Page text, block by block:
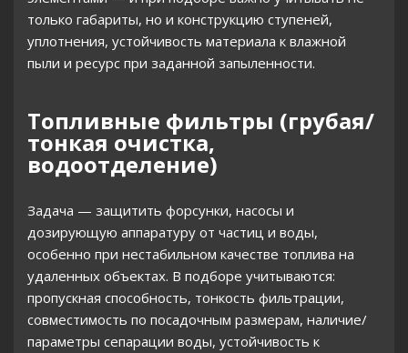
только габариты, но и конструкцию ступеней,
уплотнения, устойчивость материала к влажной
пыли и ресурс при заданной запыленности.
Топливные фильтры (грубая/
тонкая очистка,
водоотделение)
Задача — защитить форсунки, насосы и
дозирующую аппаратуру от частиц и воды,
особенно при нестабильном качестве топлива на
удаленных объектах. В подборе учитываются:
пропускная способность, тонкость фильтрации,
совместимость по посадочным размерам, наличие/
параметры сепарации воды, устойчивость к